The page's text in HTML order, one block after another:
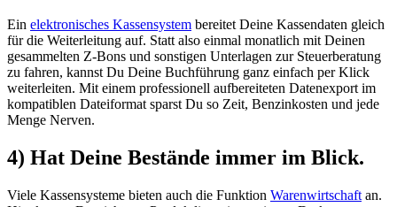
Ein elektronisches Kassensystem bereitet Deine Kassendaten gleich
für die Weiterleitung auf. Statt also einmal monatlich mit Deinen
gesammelten Z-Bons und sonstigen Unterlagen zur Steuerberatung
zu fahren, kannst Du Deine Buchführung ganz einfach per Klick
weiterleiten. Mit einem professionell aufbereiteten Datenexport im
kompatiblen Dateiformat sparst Du so Zeit, Benzinkosten und jede
Menge Nerven.
4) Hat Deine Bestände immer im Blick.
Viele Kassensysteme bieten auch die Funktion Warenwirtschaft an.